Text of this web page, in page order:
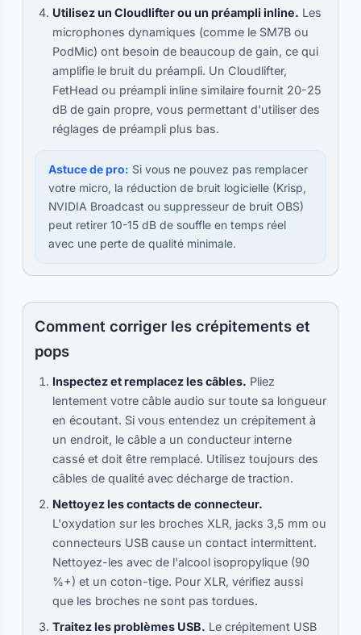
Utilisez un Cloudlifter ou un préampli inline. Les
microphones dynamiques (comme le SM7B ou
PodMic) ont besoin de beaucoup de gain, ce qui
amplifie le bruit du préampli. Un Cloudlifter,
FetHead ou préampli inline similaire fournit 20-25
dB de gain propre, vous permettant d'utiliser des
réglages de préampli plus bas.
Astuce de pro: Si vous ne pouvez pas remplacer
votre micro, la réduction de bruit logicielle (Krisp,
NVIDIA Broadcast ou suppresseur de bruit OBS)
peut retirer 10-15 dB de souffle en temps réel
avec une perte de qualité minimale.
Comment corriger les crépitements et
pops
Inspectez et remplacez les câbles. Pliez
lentement votre câble audio sur toute sa longueur
en écoutant. Si vous entendez un crépitement à
un endroit, le câble a un conducteur interne
cassé et doit être remplacé. Utilisez toujours des
câbles de qualité avec décharge de traction.
Nettoyez les contacts de connecteur.
L'oxydation sur les broches XLR, jacks 3,5 mm ou
connecteurs USB cause un contact intermittent.
Nettoyez-les avec de l'alcool isopropylique (90
%+) et un coton-tige. Pour XLR, vérifiez aussi
que les broches ne sont pas tordues.
Traitez les problèmes USB. Le crépitement USB